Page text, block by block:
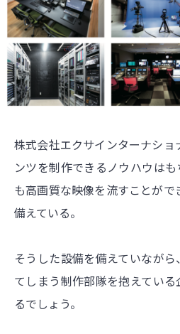
株式会社エクサインターナショ
ンツを制作できるノウハウは
も高画質な映像を流すことが
備えている。
そうした設備を備えていなが
てしまう制作部隊を抱えてい
るでしょう。